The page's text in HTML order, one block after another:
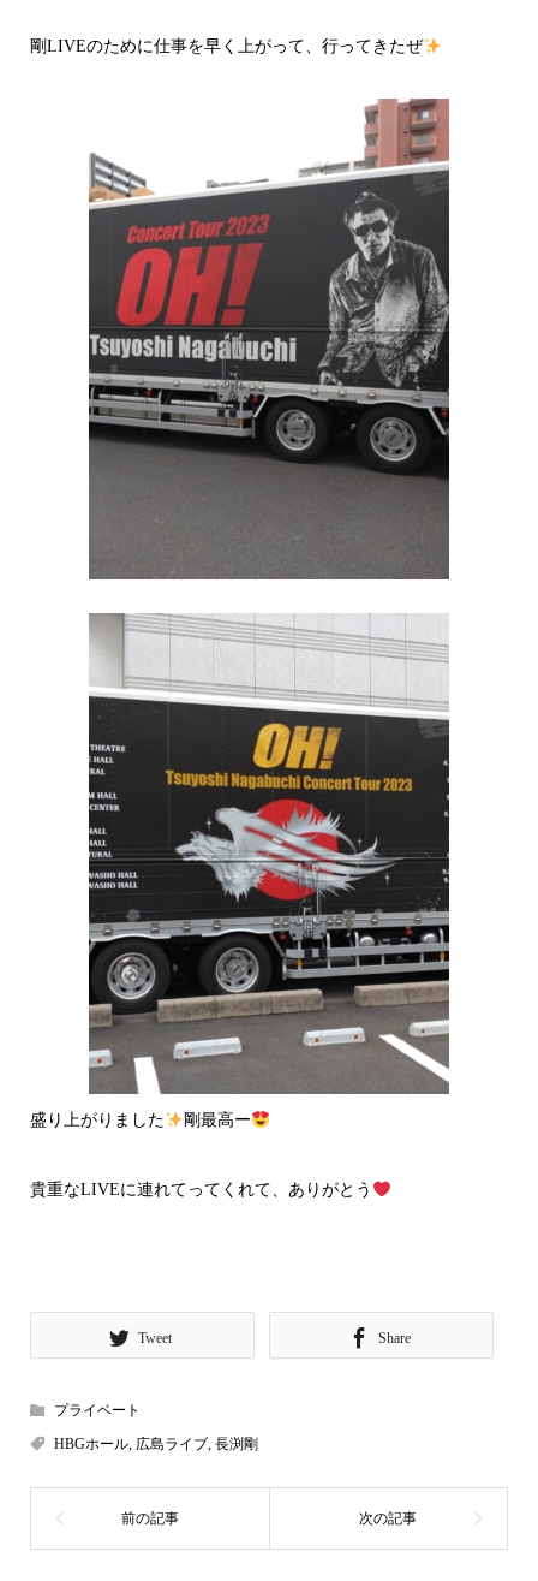
剛LIVEのために仕事を早く上がって、行ってきたぜ
盛り上がりました 剛最高ー
貴重なLIVEに連れてってくれて、ありがとう
Tweet Share
プライベート
HBGホール, 広島ライブ, 長渕剛